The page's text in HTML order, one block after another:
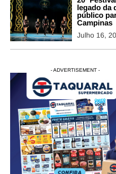
legado da
público
Campinas
Julho 16,
- ADVERTISEMENT -
- ADVERTISEMENT -